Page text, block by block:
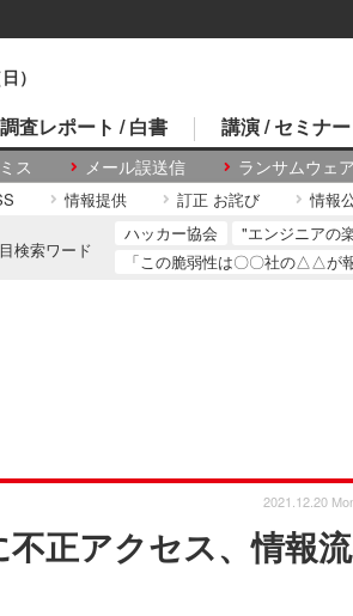
）
ス メール誤送信 ランサムウェア
調査レポート / 白書 講演 / セミナー
情報提供 訂正 お詫び 情報
検索ワード
ハッカー協会 "エンジニアの
「この脆弱性は〇〇社の△△が
正アクセス、情報
2021.12.20